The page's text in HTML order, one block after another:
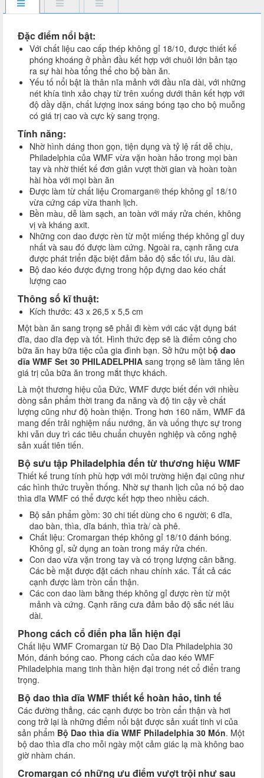
Đặc điểm nổi bật:​
Với chất liệu cao cấp thép không gỉ 18/10, được thiết kế
phóng khoáng ở phần đầu kết hợp với chuôi lớn bản tạo
ra sự hài hòa tổng thể cho bộ bàn ăn.
Yếu tố nổi bật là thân nĩa mảnh với đầu nĩa dài, với những
nét khía tinh xảo chạy từ trên xuống dưới thân kết hợp với
độ dầy dặn, chất lượng inox sáng bóng tạo cho bộ muỗng
có giá trị cao và cực kỳ sang trọng.
Tính năng:
Nhờ hình dáng thon gọn, tiện dụng và tỷ lệ rất dễ chịu,
Philadelphia của WMF vừa vặn hoàn hảo trong mọi bàn
tay và nhờ thiết kế đơn giản vượt thời gian và hoàn toàn
hài hòa với mọi bàn ăn
Được làm từ chất liệu Cromargan® thép không gỉ 18/10
vừa cứng cáp vừa thanh lịch.
Bền màu, dễ làm sạch, an toàn với máy rửa chén, không
vị và kháng axit.
Những con dao được rèn từ một miếng thép không gỉ duy
nhất và sau đó được làm cứng. Ngoài ra, cạnh răng cưa
được phát triển đặc biệt đảm bảo độ sắc tối ưu, lâu dài.
Bộ dao kéo được đựng trong hộp đựng dao kéo chất
lượng cao
Thông số kĩ thuật:
Kích thước: 43 x 26,5 x 5,5 cm
Một bàn ăn sang trọng sẽ phải đi kèm với các vật dụng bát
đĩa, dao dĩa đẹp và tốt. Hình thức đẹp sẽ là điểm công cho
bữa ăn hay bữa tiệc của gia đình bạn. Sở hữu một bộ dao
dĩa WMF Set 30 PHILADELPHIA sang trọng sẽ làm tăng lên
giá trị của bữa ăn trong mắt thực khách.
Là một thương hiệu của Đức, WMF được biết đến với nhiều
dòng sản phẩm thời trang đa năng và độ tin cậy về chất
lượng cũng như độ hoàn thiện. Trong hơn 160 năm, WMF đã
mang đến trải nghiệm nấu nướng, ăn và uống thực sự trong
khi vẫn duy trì các tiêu chuẩn chuyên nghiệp và công nghệ
sản xuất tiên tiến.
Bộ sưu tập Philadelphia đến từ thương hiệu WMF
Thiết kế trung tính phù hợp với môi trường hiện đại cũng như
các hình thức truyền thống. Nhờ sự thanh lịch của nó bộ dao
thìa dĩa WMF có thể được kết hợp theo nhiều cách.
Bộ sản phẩm gồm: 30 chi tiết dùng cho 6 người; 6 dĩa,
dao bàn, thìa, dĩa bánh, thìa trà/ cà phê.
Chất liệu: Cromargan thép không gỉ 18/10 đánh bóng.
Không gỉ, sử dụng an toàn trong máy rửa chén.
Con dao vừa vặn trong tay và có trọng lượng cân bằng.
Các bề mặt được đặt cách nhau chính xác. Tất cả các
cạnh được làm tròn cẩn thận.
Các con dao làm bằng thép không gỉ được rèn từ một
mảnh và cứng. Cạnh răng cưa đảm bảo độ sắc nét lâu
dài.
Phong cách cổ điển pha lẫn hiện đại
Chất liệu WMF Cromargan từ Bộ Dao Dĩa Philadelphia 30
Món, đánh bóng cao. Phong cách của dao kéo WMF
Philadelphia mang tinh thần hiện đại trong nét cổ điển trang
trọng.
Bộ dao thìa dĩa WMF thiết kế hoàn hảo, tinh tế
Các đường thẳng, các cạnh được bo tròn cẩn thận và hơi
cong trở lại là những điểm nổi bật được sản xuất tinh vi của
sản phẩm Bộ Dao thìa dĩa WMF Philadelphia 30 Món. Một
bộ dao thìa dĩa cho mỗi ngày một cảm giác lạ mà không bao
giờ nhàm chán.
Cromargan có những ưu điểm vượt trội như sau